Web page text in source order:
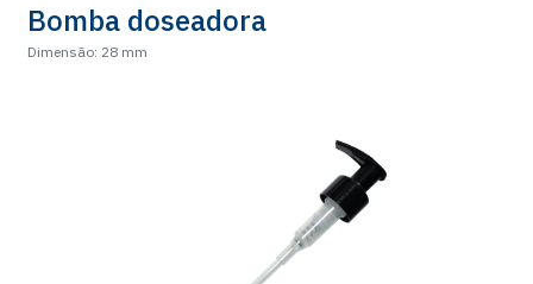
Bomba doseadora
Dimensão: 28 mm